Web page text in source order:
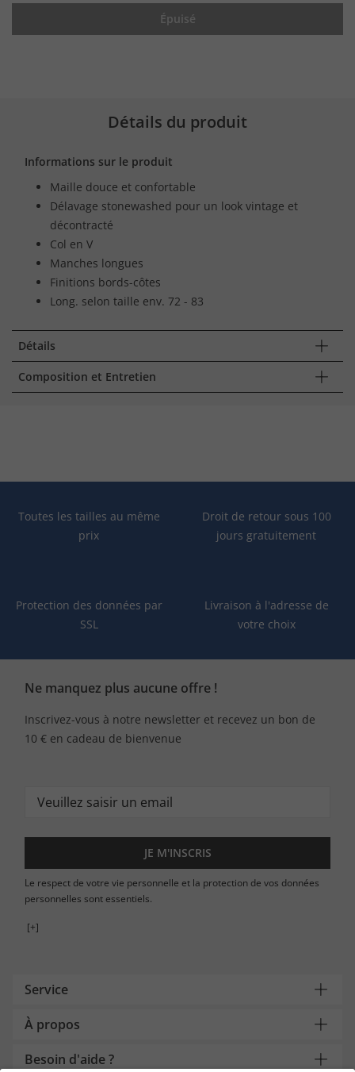
Épuisé
Détails du produit
Informations sur le produit
Maille douce et confortable
Délavage stonewashed pour un look vintage et
décontracté
Col en V
Manches longues
Finitions bords-côtes
Long. selon taille env. 72 - 83
Détails
Composition et Entretien
Toutes les tailles au même
prix
Droit de retour sous 100
jours gratuitement
Protection des données par
SSL
Livraison à l'adresse de
votre choix
Ne manquez plus aucune offre !
Inscrivez-vous à notre newsletter et recevez un bon de
10 € en cadeau de bienvenue
JE M'INSCRIS
Le respect de votre vie personnelle et la protection de vos données
personnelles sont essentiels.
[+]
Service
À propos
Besoin d'aide ?